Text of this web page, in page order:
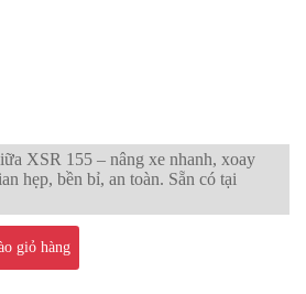
XSR 155 – nâng xe nhanh, xoay
hẹp, bền bỉ, an toàn. Sẵn có tại
giỏ hàng